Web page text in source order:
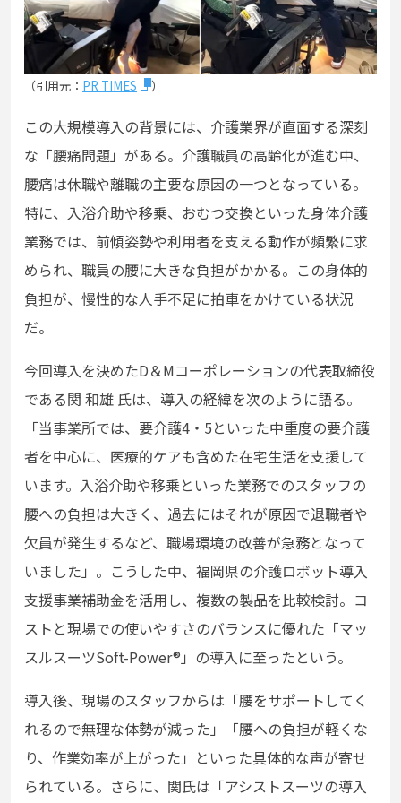
（引用元： PR TIMES ）
この大規模導入の背景には、介護業界が直面する深刻
な「腰痛問題」がある。介護職員の高齢化が進む中、
腰痛は休職や離職の主要な原因の一つとなっている。
特に、入浴介助や移乗、おむつ交換といった身体介護
業務では、前傾姿勢や利用者を支える動作が頻繁に求
められ、職員の腰に大きな負担がかかる。この身体的
負担が、慢性的な人手不足に拍車をかけている状況
だ。
今回導入を決めたD＆Mコーポレーションの代表取締役
である関 和雄 氏は、導入の経緯を次のように語る。
「当事業所では、要介護4・5といった中重度の要介護
者を中心に、医療的ケアも含めた在宅生活を支援して
います。入浴介助や移乗といった業務でのスタッフの
腰への負担は大きく、過去にはそれが原因で退職者や
欠員が発生するなど、職場環境の改善が急務となって
いました」。こうした中、福岡県の介護ロボット導入
支援事業補助金を活用し、複数の製品を比較検討。コ
ストと現場での使いやすさのバランスに優れた「マッ
スルスーツSoft-Power®」の導入に至ったという。
導入後、現場のスタッフからは「腰をサポートしてく
れるので無理な体勢が減った」「腰への負担が軽くな
り、作業効率が上がった」といった具体的な声が寄せ
られている。さらに、関氏は「アシストスーツの導入